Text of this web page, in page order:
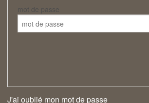
mot de passe
J'ai oublié mon mot de passe